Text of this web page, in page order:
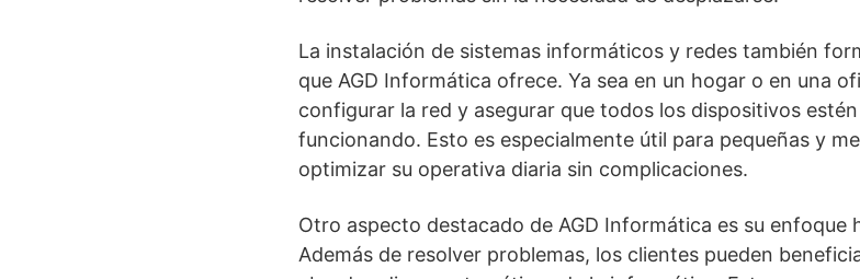
La instalación de sistemas informáticos y redes también
que AGD Informática ofrece. Ya sea en un hogar o en una
configurar la red y asegurar que todos los dispositivos
funcionando. Esto es especialmente útil para pequeñas y
optimizar su operativa diaria sin complicaciones.
Otro aspecto destacado de AGD Informática es su enfoque
Además de resolver problemas, los clientes pueden